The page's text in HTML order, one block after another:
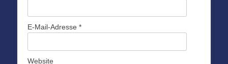
E-Mail-Adresse *
Website